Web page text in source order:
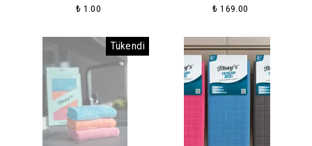
₺ 1.00 ₺ 169.00
Tükendi